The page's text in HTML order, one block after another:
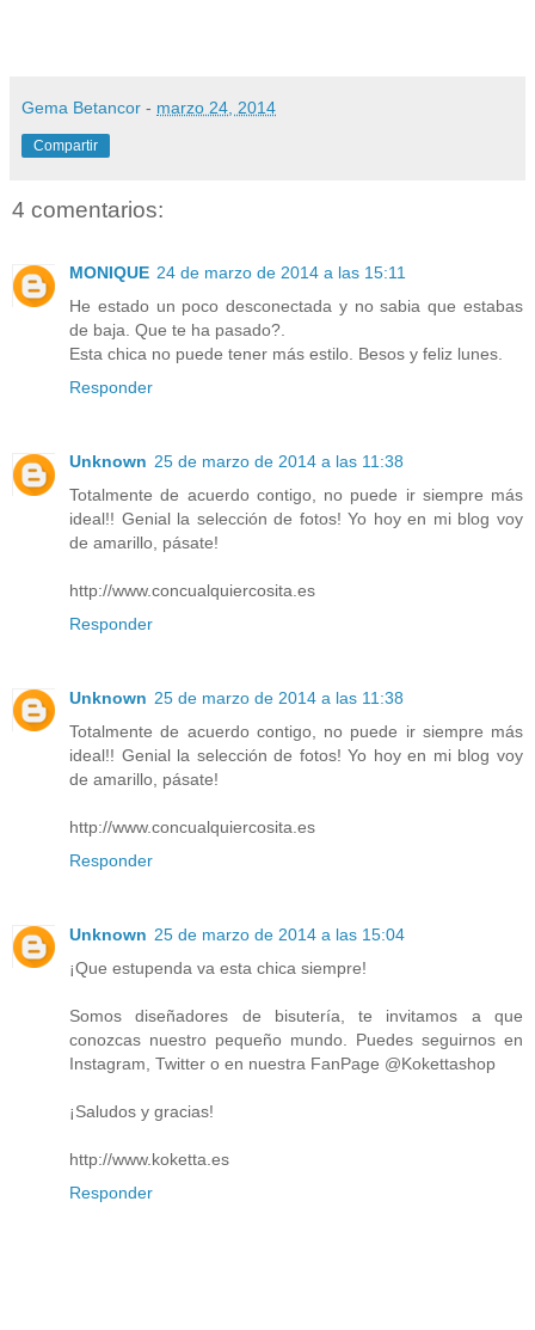
Gema Betancor - marzo 24, 2014
Compartir
4 comentarios:
MONIQUE 24 de marzo de 2014 a las 15:11
He estado un poco desconectada y no sabia que estabas
de baja. Que te ha pasado?.
Esta chica no puede tener más estilo. Besos y feliz lunes.
Responder
Unknown 25 de marzo de 2014 a las 11:38
Totalmente de acuerdo contigo, no puede ir siempre más
ideal!! Genial la selección de fotos! Yo hoy en mi blog voy
de amarillo, pásate!
http://www.concualquiercosita.es
Responder
Unknown 25 de marzo de 2014 a las 11:38
Totalmente de acuerdo contigo, no puede ir siempre más
ideal!! Genial la selección de fotos! Yo hoy en mi blog voy
de amarillo, pásate!
http://www.concualquiercosita.es
Responder
Unknown 25 de marzo de 2014 a las 15:04
¡Que estupenda va esta chica siempre!
Somos diseñadores de bisutería, te invitamos a que
conozcas nuestro pequeño mundo. Puedes seguirnos en
Instagram, Twitter o en nuestra FanPage @Kokettashop
¡Saludos y gracias!
http://www.koketta.es
Responder